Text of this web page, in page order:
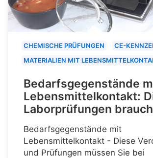
CHEMISCHE PRÜFUNGEN
CE-
MATERIALIEN MIT
Bedarfsgegenstände
Lebensmittelkontakt:
Laborprüfungen
Bedarfsgegenstände mit
Lebensmittelkontakt - Diese
und Prüfungen müssen Sie bei